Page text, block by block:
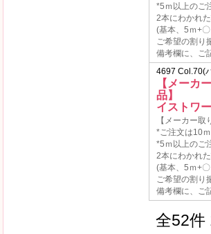
*5ｍ以上のご
2本にわかれ
(基本、5ｍ+
ご希望の割り
備考欄に、ご
4697 Col.70(
【メーカ
品
イストワ
【メーカー取
*ご注文は10
*5ｍ以上のご
2本にわかれ
(基本、5ｍ+
ご希望の割り
備考欄に、ご
全52件